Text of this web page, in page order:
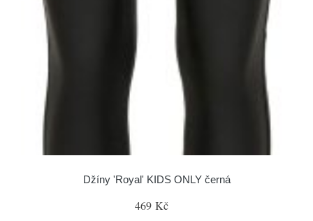
Džíny 'Royal' KIDS ONLY černá
469 Kč